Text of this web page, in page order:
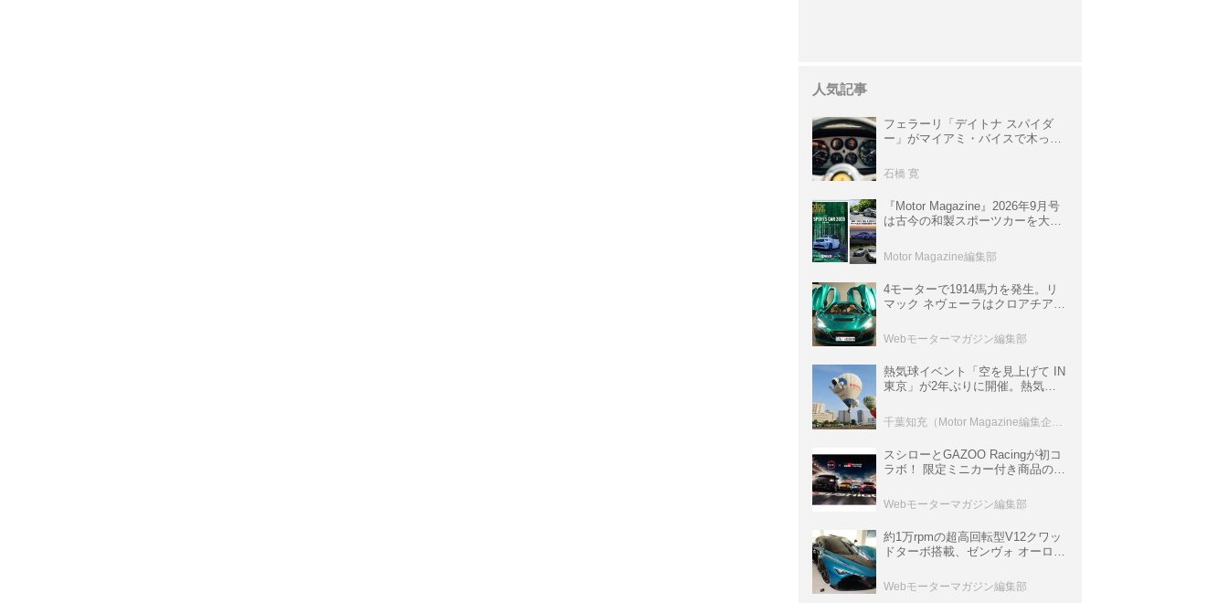
人気記事
フェラーリ「デイトナ スパイダ
ー」がマイアミ・バイスで木っ端
サ」に化けた理由
石橋 寛
『Motor Magazine』2026年9月号
は古今の和製スポーツカーを大特
情報も満載
Motor Magazine編集部
4モーターで1914馬力を発生。リ
マック ネヴェーラはクロアチア発
ロニクル・完全版／115】
Webモーターマガジン編集部
熱気球イベント「空を見上げて IN
東京」が2年ぶりに開催。熱気球
室などのコンテンツも
スシローとGAZOO Racingが初コ
ラボ！ 限定ミニカー付き商品の
ト体験があたる抽選企画などを展
開
Webモーターマガジン編集部
約1万rpmの超高回転型V12クワッ
ドターボ搭載、ゼンヴォ オーロラ
イパーカー【スーパーカークロニ
クル・完全版／116】
Webモーターマガジン編集部